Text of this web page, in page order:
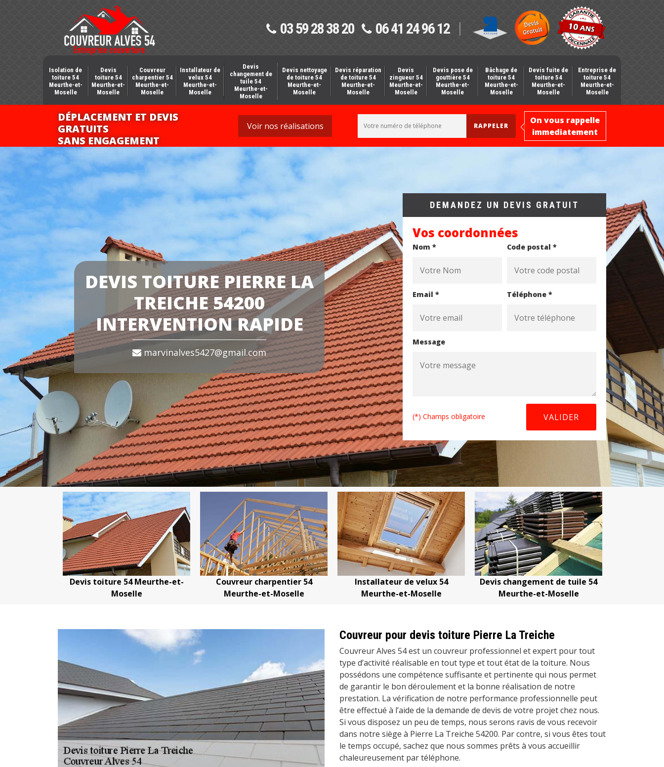
03 59 28 38 20 06 41 24 96 12
Isolation de
toiture 54
Meurthe-et-
Moselle
Devis
toiture 54
Meurthe-et-
Moselle
Couvreur
charpentier 54
Meurthe-et-
Moselle
Installateur de
velux 54
Meurthe-et-
Moselle
Devis
changement de
tuile 54
Meurthe-et-
Moselle
Devis nettoyage
de toiture 54
Meurthe-et-
Moselle
Devis réparation
de toiture 54
Meurthe-et-
Moselle
Devis
zingueur 54
Meurthe-et-
Moselle
Devis pose de
gouttière 54
Meurthe-et-
Moselle
Bâchage de
toiture 54
Meurthe-et-
Moselle
Devis fuite de
toiture 54
Meurthe-et-
Moselle
Entreprise de
toiture 54
Meurthe-et-
Moselle
DÉPLACEMENT ET DEVIS
GRATUITS
SANS ENGAGEMENT
Voir nos réalisations
On vous rappelle
immediatement
DEVIS TOITURE PIERRE LA
TREICHE 54200
INTERVENTION RAPIDE
marvinalves5427@gmail.com
DEMANDEZ UN DEVIS GRATUIT
Vos coordonnées
Nom * Code postal *
Email * Téléphone *
Message
(*) Champs obligatoire
Devis toiture 54 Meurthe-et-
Moselle
Couvreur charpentier 54
Meurthe-et-Moselle
Installateur de velux 54
Meurthe-et-Moselle
Devis changement de tuile 54
Meurthe-et-Moselle
Devis nettoyage
Couvreur pour devis toiture Pierre La Treiche
Couvreur Alves 54 est un couvreur professionnel et expert pour tout
type d’activité réalisable en tout type et tout état de la toiture. Nous
possédons une compétence suffisante et pertinente qui nous permet
de garantir le bon déroulement et la bonne réalisation de notre
prestation. La vérification de notre performance professionnelle peut
être effectué à l’aide de la demande de devis de votre projet chez nous.
Si vous disposez un peu de temps, nous serons ravis de vous recevoir
dans notre siège à Pierre La Treiche 54200. Par contre, si vous êtes tout
le temps occupé, sachez que nous sommes prêts à vous accueillir
chaleureusement par téléphone.